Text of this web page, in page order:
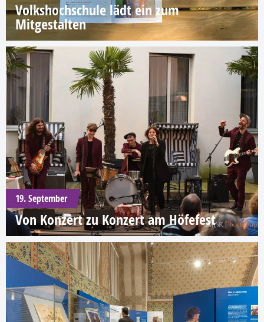
Volkshochschule lädt ein zum
Mitgestalten
19. September
Von Konzert zu Konzert am Höfefest